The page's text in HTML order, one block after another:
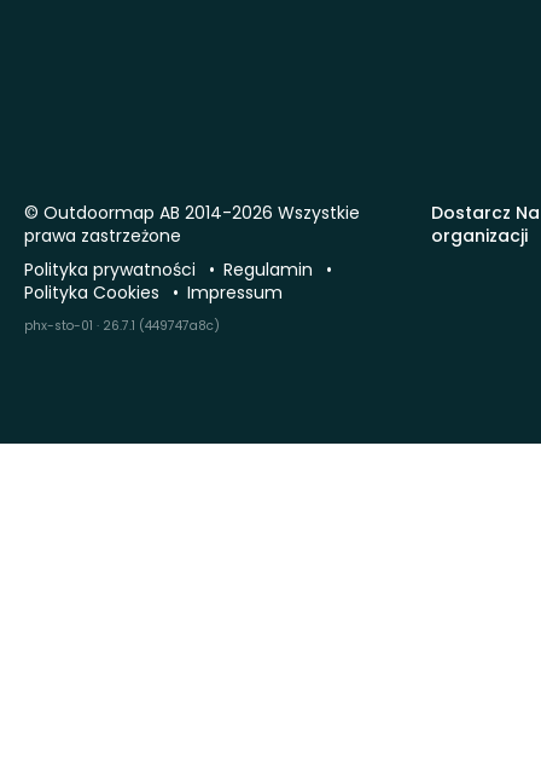
Dostarcz
organizacji
© Outdoormap AB 2014-2026 Wszystkie
prawa zastrzeżone
Polityka prywatności
Regulamin
Polityka Cookies
Impressum
phx-sto-01 · 26.7.1 (449747a8c)